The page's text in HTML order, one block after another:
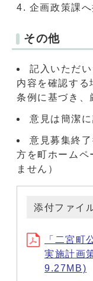
企画政策課
その他
記入いただ
内容を確認する
条例に基づき、
意見は簡潔
意見募集終
方を町ホームペ
ません）
添付ファイ
「二宮町
実施計画
9.27MB)